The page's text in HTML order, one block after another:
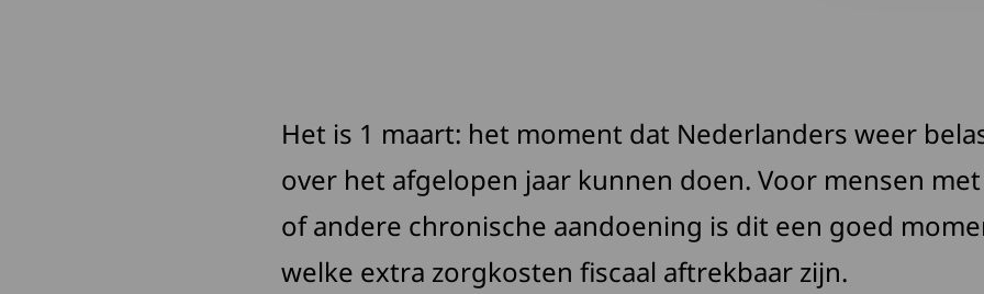
Het is 1 maart: het moment dat Nederlanders weer
over het afgelopen jaar kunnen doen. Voor mensen
of andere chronische aandoening is dit een goed
welke extra zorgkosten fiscaal aftrekbaar zijn.